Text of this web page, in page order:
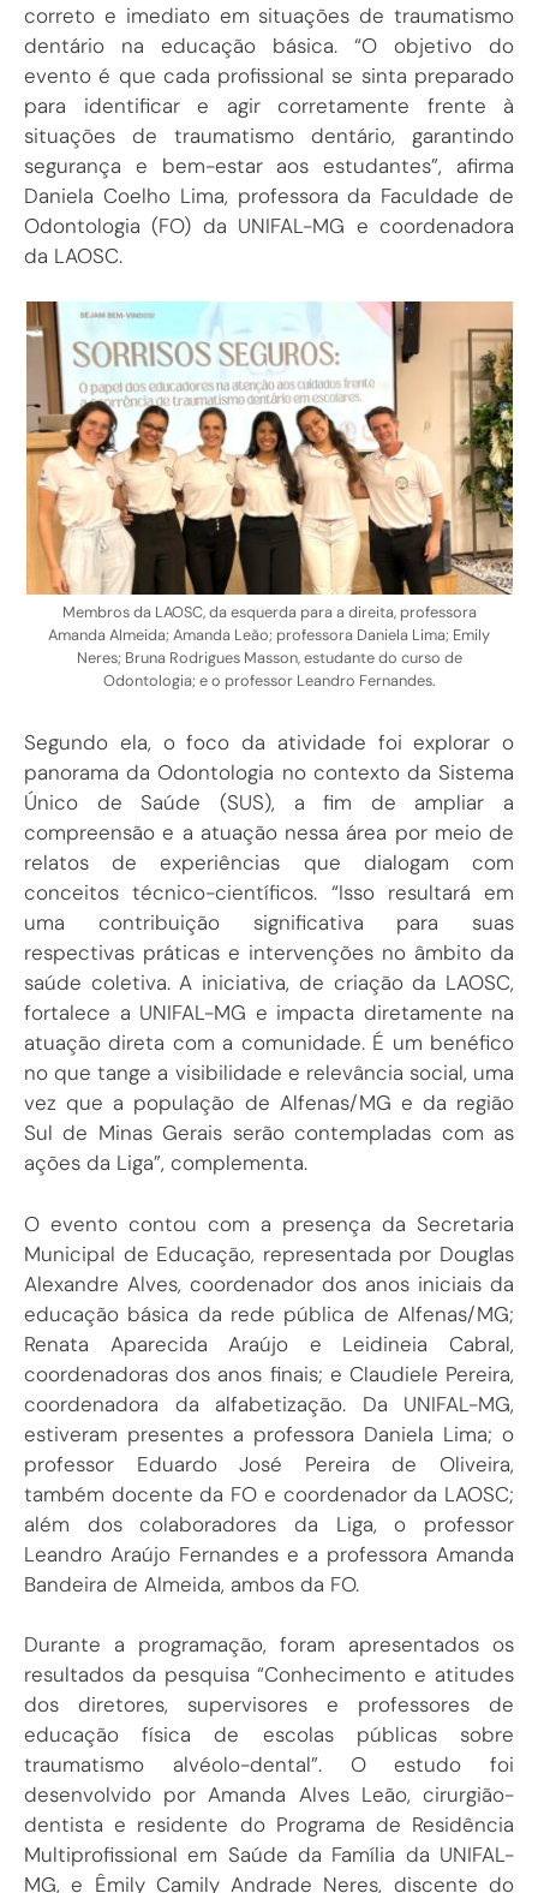
correto e imediato em situações de traumatismo
dentário na educação básica. “O objetivo do
evento é que cada profissional se sinta preparado
para identificar e agir corretamente frente à
situações de traumatismo dentário, garantindo
segurança e bem-estar aos estudantes”, afirma
Daniela Coelho Lima, professora da Faculdade de
Odontologia (FO) da UNIFAL-MG e coordenadora
da LAOSC.
Membros da LAOSC, da esquerda para a direita, professora
Amanda Almeida; Amanda Leão; professora Daniela Lima; Emily
Neres; Bruna Rodrigues Masson, estudante do curso de
Odontologia; e o professor Leandro Fernandes.
Segundo ela, o foco da atividade foi explorar o
panorama da Odontologia no contexto da Sistema
Único de Saúde (SUS), a fim de ampliar a
compreensão e a atuação nessa área por meio de
relatos de experiências que dialogam com
conceitos técnico-científicos. “Isso resultará em
uma contribuição significativa para suas
respectivas práticas e intervenções no âmbito da
saúde coletiva. A iniciativa, de criação da LAOSC,
fortalece a UNIFAL-MG e impacta diretamente na
atuação direta com a comunidade. É um benéfico
no que tange a visibilidade e relevância social, uma
vez que a população de Alfenas/MG e da região
Sul de Minas Gerais serão contempladas com as
ações da Liga”, complementa.
O evento contou com a presença da Secretaria
Municipal de Educação, representada por Douglas
Alexandre Alves, coordenador dos anos iniciais da
educação básica da rede pública de Alfenas/MG;
Renata Aparecida Araújo e Leidineia Cabral,
coordenadoras dos anos finais; e Claudiele Pereira,
coordenadora da alfabetização. Da UNIFAL-MG,
estiveram presentes a professora Daniela Lima; o
professor Eduardo José Pereira de Oliveira,
também docente da FO e coordenador da LAOSC;
além dos colaboradores da Liga, o professor
Leandro Araújo Fernandes e a professora Amanda
Bandeira de Almeida, ambos da FO.
Durante a programação, foram apresentados os
resultados da pesquisa “Conhecimento e atitudes
dos diretores, supervisores e professores de
educação física de escolas públicas sobre
traumatismo alvéolo-dental”. O estudo foi
desenvolvido por Amanda Alves Leão, cirurgião-
dentista e residente do Programa de Residência
Multiprofissional em Saúde da Família da UNIFAL-
MG, e Êmily Camily Andrade Neres, discente do